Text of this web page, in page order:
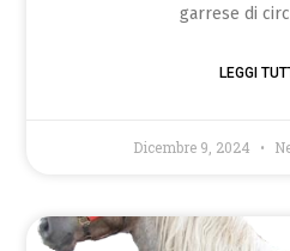
garrese di
LEGGI
Dicembre 9, 2024